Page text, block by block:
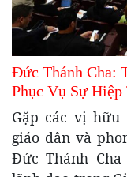
Đức Thánh Cha:
Phục Vụ Sự
Gặp các vị hữu
giáo dân và
Đức Thánh